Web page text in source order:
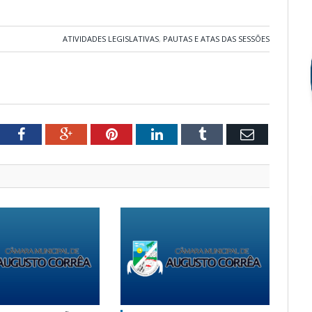
ATIVIDADES LEGISLATIVAS, PAUTAS E ATAS DAS SESSÕES
FacebookGoogle+PinterestLinkedInTumblr Email